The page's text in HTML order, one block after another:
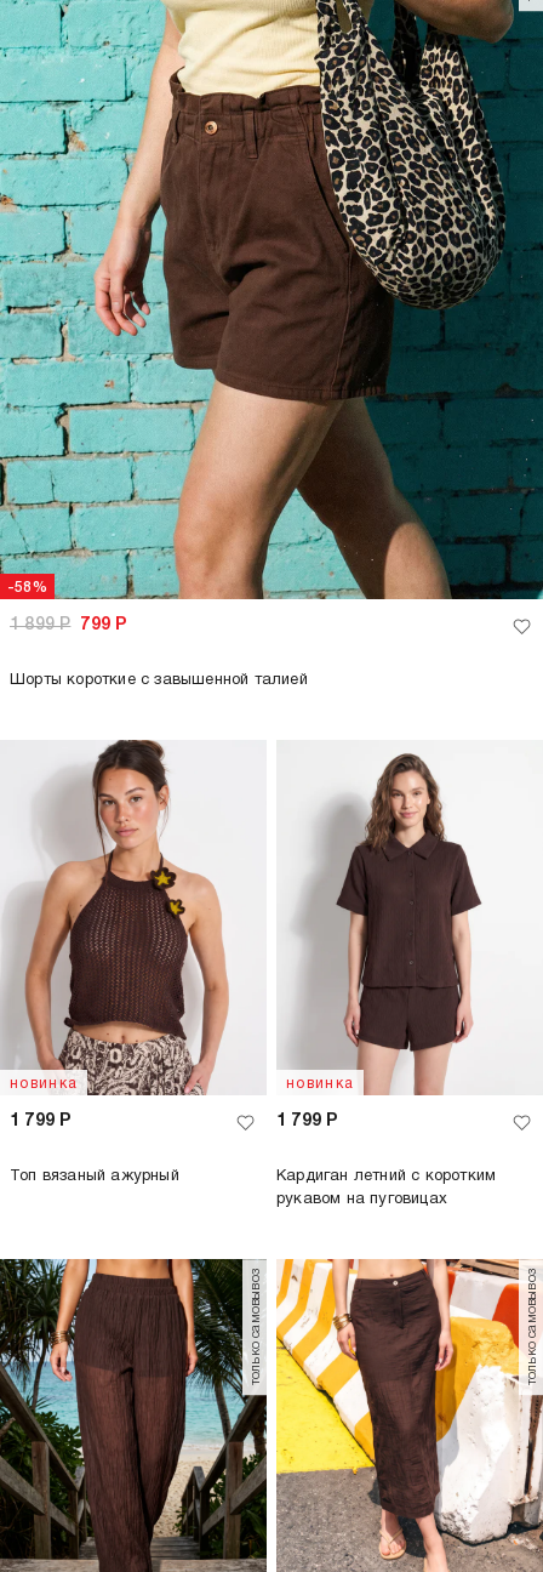
-58%
1 899Р 799 Р
Шорты короткие с завышенной талией
новинка
1 799 Р
Топ вязаный ажурный
новинка
1 799 Р
Кардиган летний с коротким
рукавом на пуговицах
только самовывоз только самовывоз